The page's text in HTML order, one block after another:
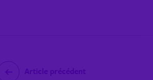
Article précédent